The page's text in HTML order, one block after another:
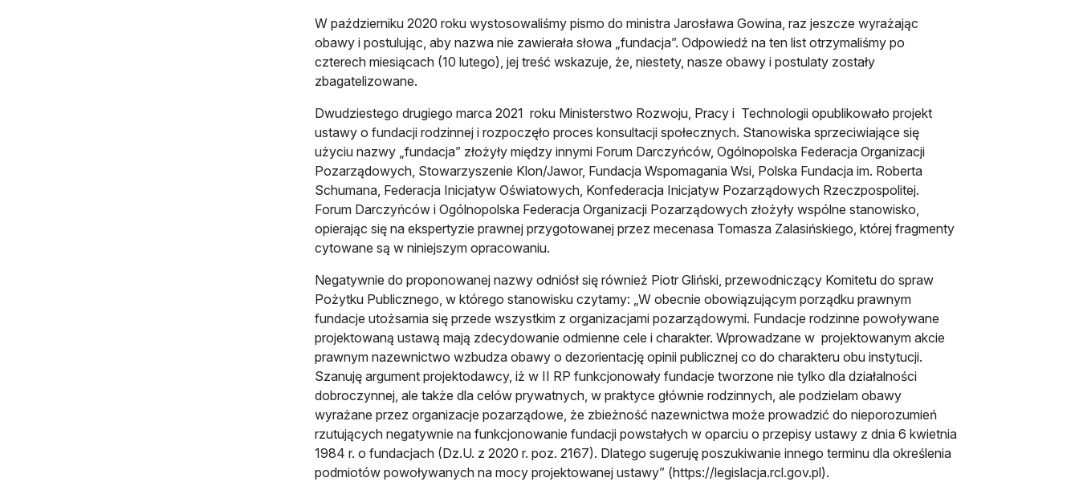
W październiku 2020 roku wystosowaliśmy pismo do ministra Jarosława Gowina, raz jeszcze wyrażając
obawy i postulując, aby nazwa nie zawierała słowa „fundacja”. Odpowiedź na ten list otrzymaliśmy po
czterech miesiącach (10 lutego), jej treść wskazuje, że, niestety, nasze obawy i postulaty zostały
zbagatelizowane.
Dwudziestego drugiego marca 2021 roku Ministerstwo Rozwoju, Pracy i Technologii opublikowało projekt
ustawy o fundacji rodzinnej i rozpoczęło proces konsultacji społecznych. Stanowiska sprzeciwiające się
użyciu nazwy „fundacja” złożyły między innymi Forum Darczyńców, Ogólnopolska Federacja Organizacji
Pozarządowych, Stowarzyszenie Klon/Jawor, Fundacja Wspomagania Wsi, Polska Fundacja im. Roberta
Schumana, Federacja Inicjatyw Oświatowych, Konfederacja Inicjatyw Pozarządowych Rzeczpospolitej.
Forum Darczyńców i Ogólnopolska Federacja Organizacji Pozarządowych złożyły wspólne stanowisko,
opierając się na ekspertyzie prawnej przygotowanej przez mecenasa Tomasza Zalasińskiego, której fragmenty
cytowane są w niniejszym opracowaniu.
Negatywnie do proponowanej nazwy odniósł się również Piotr Gliński, przewodniczący Komitetu do spraw
Pożytku Publicznego, w którego stanowisku czytamy: „W obecnie obowiązującym porządku prawnym
fundacje utożsamia się przede wszystkim z organizacjami pozarządowymi. Fundacje rodzinne powoływane
projektowaną ustawą mają zdecydowanie odmienne cele i charakter. Wprowadzane w projektowanym akcie
prawnym nazewnictwo wzbudza obawy o dezorientację opinii publicznej co do charakteru obu instytucji.
Szanuję argument projektodawcy, iż w II RP funkcjonowały fundacje tworzone nie tylko dla działalności
dobroczynnej, ale także dla celów prywatnych, w praktyce głównie rodzinnych, ale podzielam obawy
wyrażane przez organizacje pozarządowe, że zbieżność nazewnictwa może prowadzić do nieporozumień
rzutujących negatywnie na funkcjonowanie fundacji powstałych w oparciu o przepisy ustawy z dnia 6 kwietnia
1984 r. o fundacjach (Dz.U. z 2020 r. poz. 2167). Dlatego sugeruję poszukiwanie innego terminu dla określenia
podmiotów powoływanych na mocy projektowanej ustawy” (https://legislacja.rcl.gov.pl).